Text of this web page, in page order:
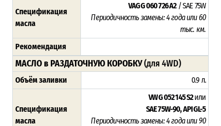
Спецификация
масла
VAG G 060 726 A2/ SAE 75W
Периодичность замены: 4 года или 60
тыс. км.
Рекомендация
МАСЛО в РАЗДАТОЧНУЮ КОРОБКУ(для 4WD)
Объём заливки 0.9 л.
Спецификация
масла
VW G 052 145 S2или
SAE 75W-90, API GL-5
Периодичность замены: 4 года или 90